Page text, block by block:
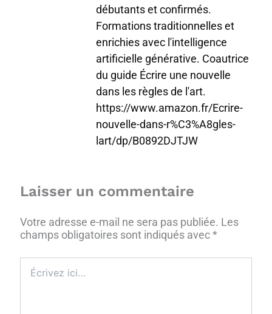
débutants et confirmés.
Formations traditionnelles et
enrichies avec l'intelligence
artificielle générative. Coautrice
du guide Écrire une nouvelle
dans les règles de l'art.
https://www.amazon.fr/Ecrire-
nouvelle-dans-r%C3%A8gles-
lart/dp/B0892DJTJW
Laisser un commentaire
Votre adresse e-mail ne sera pas publiée. Les
champs obligatoires sont indiqués avec*
ici…